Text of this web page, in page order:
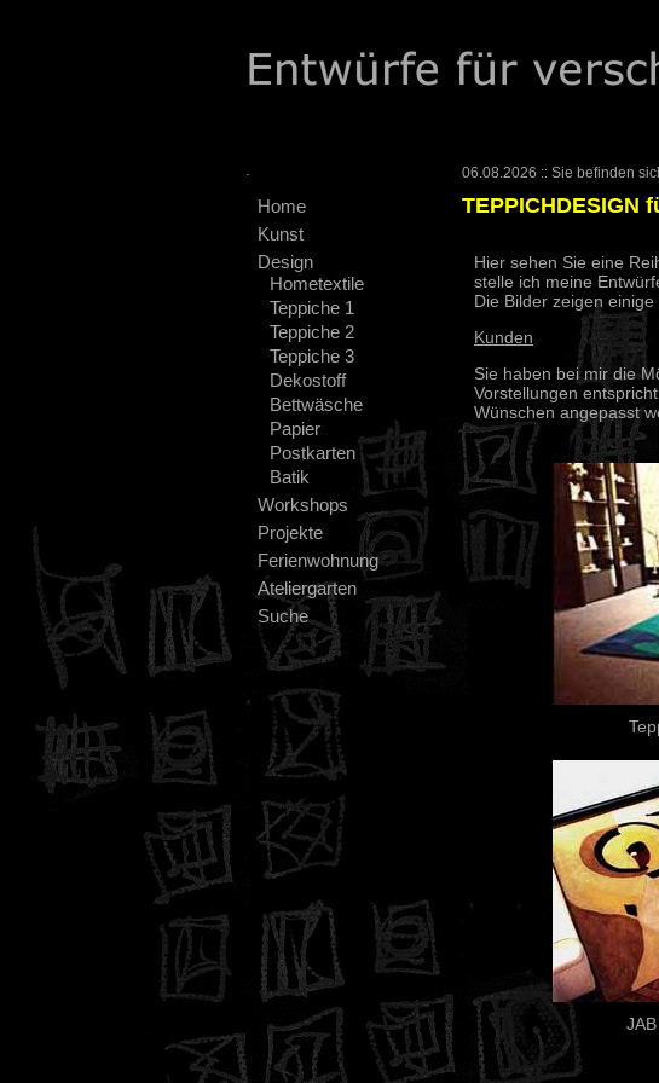
Home
Kunst
Design
Hometextile
Teppiche 1
Teppiche 2
Teppiche 3
Dekostoff
Bettwäsche
Papier
Postkarten
Batik
Workshops
Projekte
Ferienwohnung
Ateliergarten
Suche
06.08.2026 :: Sie befinden
TEPPICHDESIGN
Hier sehen Sie eine
stelle ich meine
Die Bilder zeigen
Kunden
Sie haben bei mir die
Vorstellungen
Wünschen angepasst